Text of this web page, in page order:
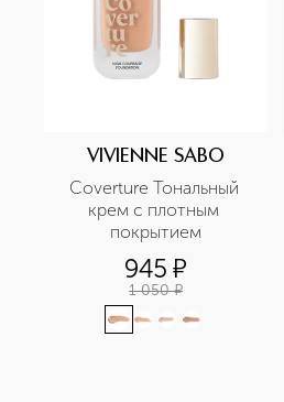
VIVIENNE SABO
Coverture Тональный
крем с плотным
покрытием
945 ¤
1 050 ¤